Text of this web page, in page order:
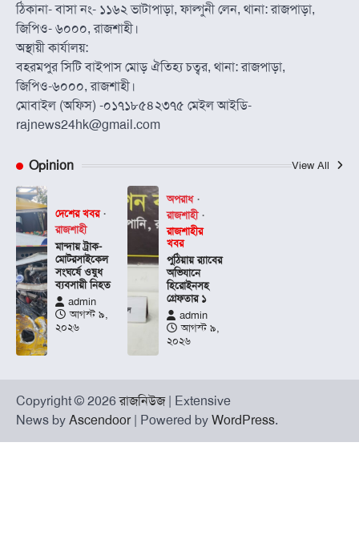
ঠিকানা- বাসা নং- ১১৬২ ভাটাপাড়া, ফাল্গুনী লেন, থানা: রাজপাড়া,
জিপিও- ৬০০০, রাজশাহী।
অস্থায়ী কার্যালয়:
বহরমপুর সিটি বাইপাস মোড় ঐতিহ্য চত্বর, থানা: রাজপাড়া,
জিপিও-৬০০০, রাজশাহী।
মোবাইল (অফিস) -০১৭১৮৫৪২৩৭৫ মেইল আইডি-
rajnews24hk@gmail.com
Opinion View All
দেশের খবর
রাজশাহী
মান্দায় ট্রাক-
মোটরসাইকেল
সংঘর্ষে ওষুধ
ব্যবসায়ী নিহত
admin
আগস্ট ৯,
২০২৬
অপরাধ
রাজশাহী
রাজশাহীর
খবর
পুঠিয়ায় র‍্যাবের
অভিযানে
হিরোইনসহ
গ্রেফতার ১
admin
আগস্ট ৯,
২০২৬
Copyright © 2026রাজনিউজ| Extensive
News by Ascendoor| Powered by WordPress.